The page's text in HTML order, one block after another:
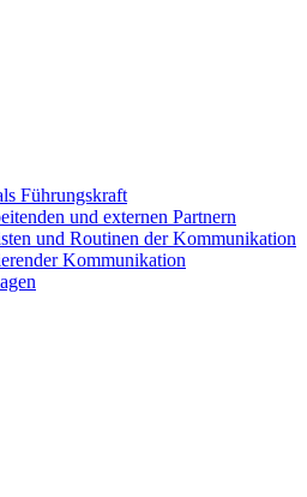
Führungskraft
und externen Partnern
und Routinen der Kommunikation
Kommunikation